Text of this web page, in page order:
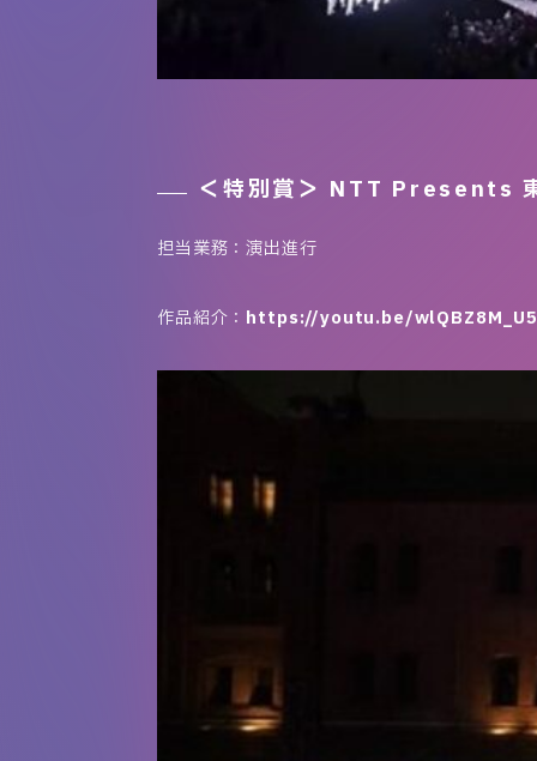
＜特別賞＞ NTT Presents
担当業務：演出進行
作品紹介： https://youtu.be/